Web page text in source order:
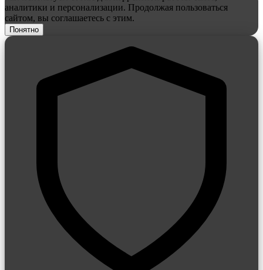
аналитики и персонализации. Продолжая пользоваться
сайтом, вы соглашаетесь с этим.
Понятно